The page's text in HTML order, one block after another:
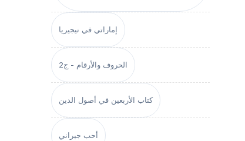
إماراتي في نيجيريا
الحروف والأرقام - ج2
كتاب الأربعين في أصول الدين
أحب جيراني